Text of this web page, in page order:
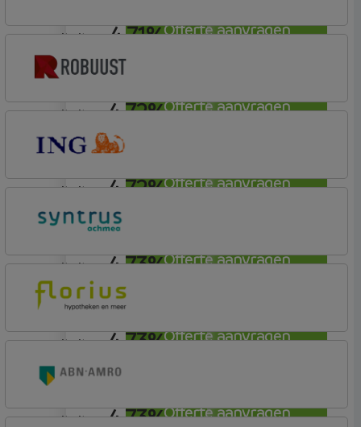
Offerte aanvragen
4,71%
Offerte aanvragen
annuiteit
4,72%
Offerte aanvragen
Tulp Compleet Hypotheken
annuiteit
4,72%
Offerte aanvragen
annuiteit
4,73%
Offerte aanvragen
Basis (Incl. Korting)
annuiteit
4,73%
Offerte aanvragen
Syntrus
Basis
annuiteit
4,73%
Profijt drie + drie
annuiteit